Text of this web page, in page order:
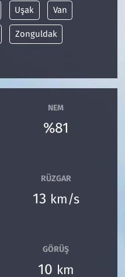
Uşak Van
Zonguldak
NEM
%81
RÜZGAR
13 km/s
GÖRÜŞ
10 km